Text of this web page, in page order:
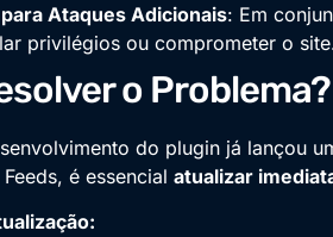
Ataques Adicionais: Em
privilégios ou comprometer o
o Problema?
do plugin já lançou
é essencial atualizar